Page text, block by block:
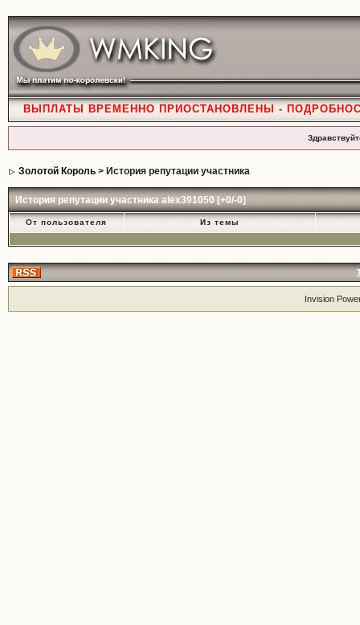
ВЫПЛАТЫ ВРЕМЕННО ПРИОСТАНОВЛЕНЫ -
Золотой Король> История репутации участника
История репутации участника alex391050 [+0/-0]
От пользователя Из темы
Invision